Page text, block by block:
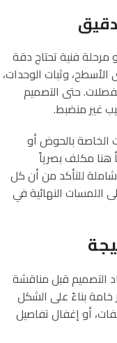
فنية تحتاج دقة
وثبات الوحدات،
حتى التصميم
غير منضبط.
الخاصة بالحوض أو
هنا مكلف بصرياً
للتأكد من أن كل
اللمسات النهائية في
التصميم قبل مناقشة
خامة بناءً على الشكل
أو إغفال تفاصيل